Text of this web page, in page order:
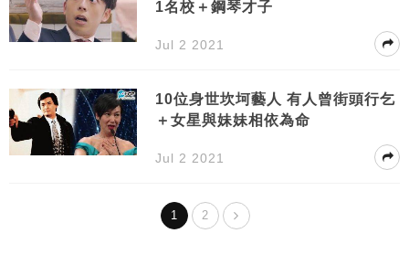
1名校＋鋼琴才子
Jul 2 2021
10位身世坎坷藝人 有人曾街頭行乞
＋女星與妹妹相依為命
Jul 2 2021
1 2